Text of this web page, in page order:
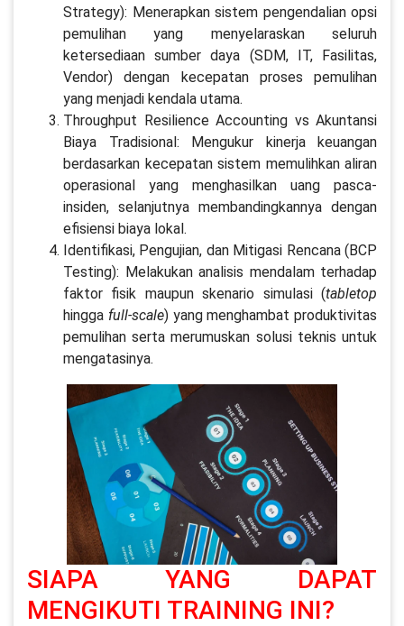
Strategy): Menerapkan sistem pengendalian opsi
pemulihan yang menyelaraskan seluruh
ketersediaan sumber daya (SDM, IT, Fasilitas,
Vendor) dengan kecepatan proses pemulihan
yang menjadi kendala utama.
Throughput Resilience Accounting vs Akuntansi
Biaya Tradisional: Mengukur kinerja keuangan
berdasarkan kecepatan sistem memulihkan aliran
operasional yang menghasilkan uang pasca-
insiden, selanjutnya membandingkannya dengan
efisiensi biaya lokal.
Identifikasi, Pengujian, dan Mitigasi Rencana (BCP
Testing): Melakukan analisis mendalam terhadap
faktor fisik maupun skenario simulasi (tabletop
hingga full-scale) yang menghambat produktivitas
pemulihan serta merumuskan solusi teknis untuk
mengatasinya.
SIAPA YANG DAPAT
MENGIKUTI TRAINING INI?